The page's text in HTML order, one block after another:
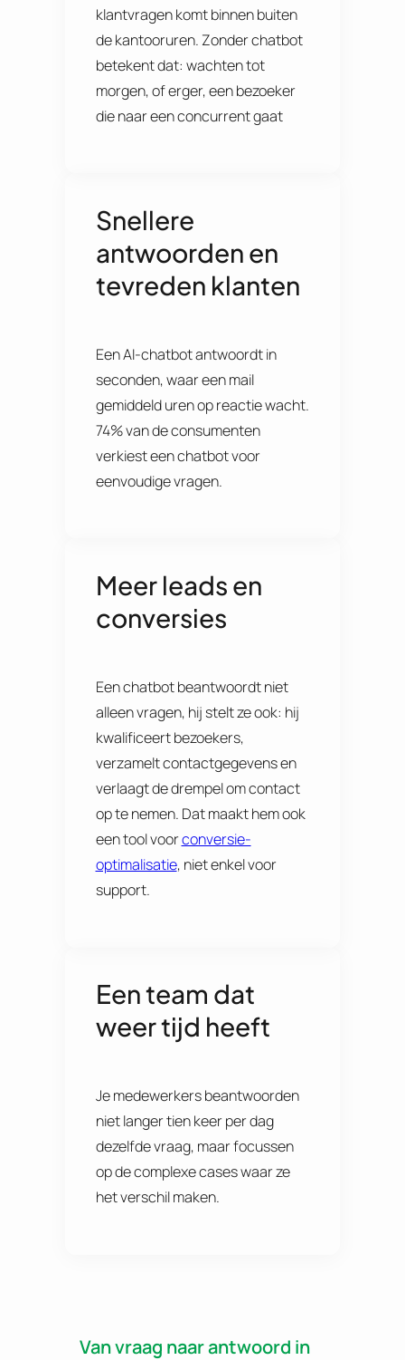
klantvragen komt binnen buiten
de kantooruren. Zonder chatbot
betekent dat: wachten tot
morgen, of erger, een bezoeker
die naar een concurrent gaat
Snellere
antwoorden en
tevreden klanten
Een AI-chatbot antwoordt in
seconden, waar een mail
gemiddeld uren op reactie wacht.
74% van de consumenten
verkiest een chatbot voor
eenvoudige vragen.
Meer leads en
conversies
Een chatbot beantwoordt niet
alleen vragen, hij stelt ze ook: hij
kwalificeert bezoekers,
verzamelt contactgegevens en
verlaagt de drempel om contact
op te nemen. Dat maakt hem ook
een tool voorconversie-
optimalisatie, niet enkel voor
support.
Een team dat
weer tijd heeft
Je medewerkers beantwoorden
niet langer tien keer per dag
dezelfde vraag, maar focussen
op de complexe cases waar ze
het verschil maken.
Van vraag naar antwoord in